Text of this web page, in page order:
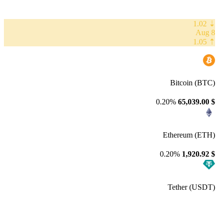
⇣ 1.02
8 Aug
⇡ 1.05
Bitcoin (BTC)
$
65,039.00
0.20%
Ethereum (ETH)
$
1,920.92
0.20%
Tether (USDT)